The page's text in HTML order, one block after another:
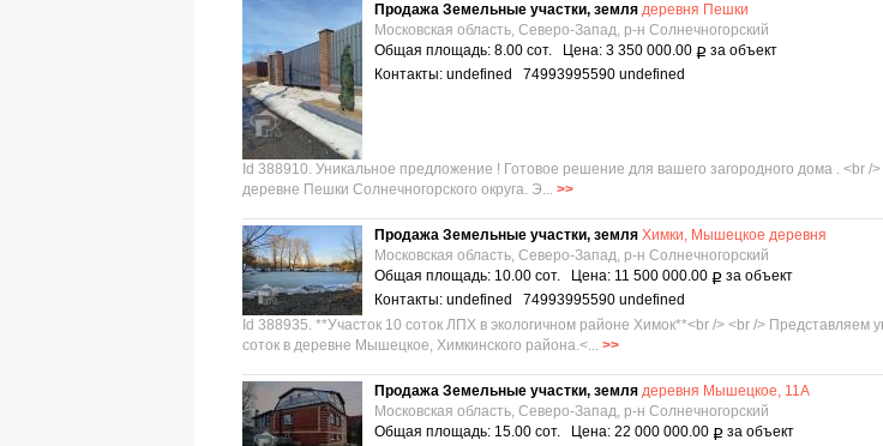
Продажа Земельные участки, земля деревня Пешки
Московская область, Северо-Запад, р-н Солнечногорский
Общая площадь: 8.00 сот. Цена: 3 350 000.00 Р за объект
Контакты: undefined 74993995590 undefined
Id 388910. Уникальное предложение ! Готовое решение для вашего загородного дома . <br
деревне Пешки Солнечногорского округа. Э... >>
Продажа Земельные участки, земля Химки, Мышецкое деревня
Московская область, Северо-Запад, р-н Солнечногорский
Общая площадь: 10.00 сот. Цена: 11 500 000.00 Р за объект
Контакты: undefined 74993995590 undefined
Id 388935. **Участок 10 соток ЛПХ в экологичном районе Химок**<br /> <br />
соток в деревне Мышецкое, Химкинского района.<... >>
Продажа Земельные участки, земля деревня Мышецкое, 11А
Московская область, Северо-Запад, р-н Солнечногорский
Общая площадь: 15.00 сот. Цена: 22 000 000.00 Р за объект